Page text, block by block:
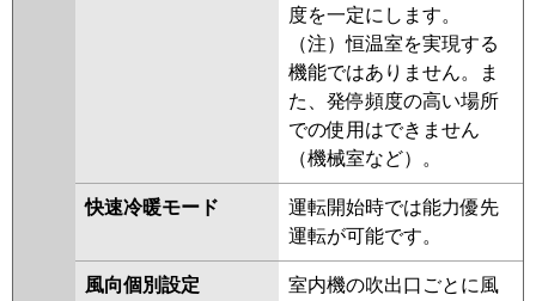
度を一定にします。
（注）恒温室を実現する
機能ではありません。ま
た、発停頻度の高い場所
での使用はできません
（機械室など）。
快速冷暖モード
運転開始時では能力優先
運転が可能です。
風向個別設定
室内機の吹出口ごとに風